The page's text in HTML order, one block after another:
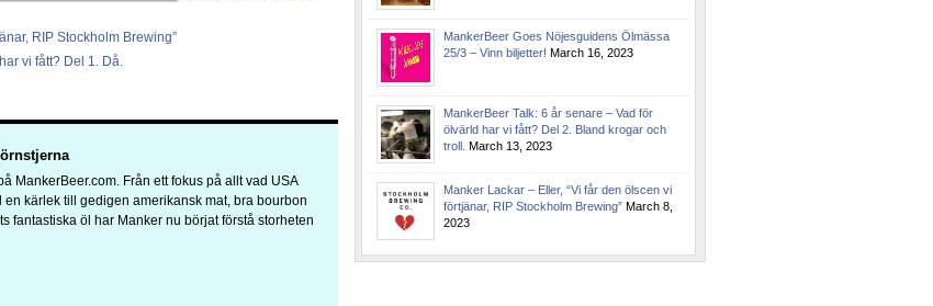
RIP Stockholm Brewing”
vi fått? Del 1. Då.
MankerBeer.com. Från ett fokus på allt vad USA
en kärlek till gedigen amerikansk mat, bra bourbon
fantastiska öl har Manker nu börjat förstå storheten
MankerBeer Goes Nöjesguidens Ölmässa
25/3 – Vinn biljetter! March 16, 2023
MankerBeer Talk: 6 år senare – Vad för
ölvärld har vi fått? Del 2. Bland krogar och
troll. March 13, 2023
Manker Lackar – Eller, “Vi får den ölscen vi
förtjänar, RIP Stockholm Brewing” March 8,
2023